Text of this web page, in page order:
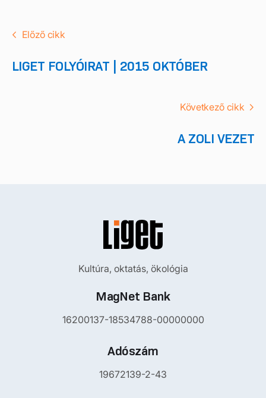
Előző cikk
LIGET FOLYÓIRAT | 2015 OKTÓBER
Következő cikk
A ZOLI VEZET
Kultúra, oktatás, ökológia
MagNet Bank
16200137-18534788-00000000
Adószám
19672139-2-43